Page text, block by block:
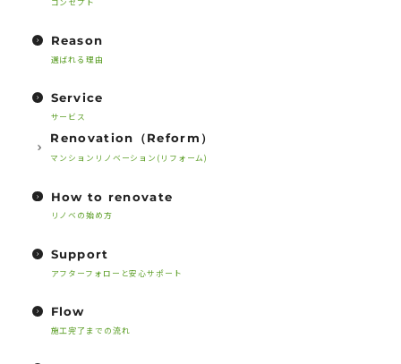
Reason
選ばれる理由
Service
サービス
Renovation（Reform）
マンションリノベーション(リフォーム)
How to renovate
リノベの始め方
Support
アフターフォローと安心サポート
Flow
施工完了までの流れ